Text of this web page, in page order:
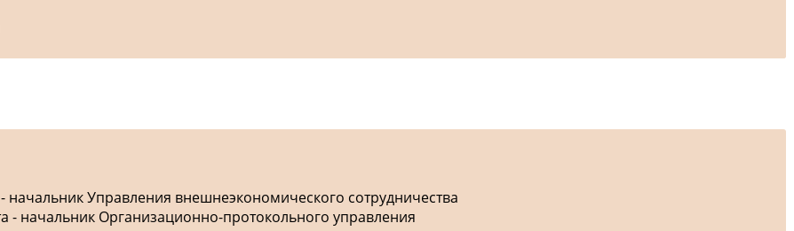
начальник Управления внешнеэкономического сотрудничества
- начальник Организационно-протокольного управления